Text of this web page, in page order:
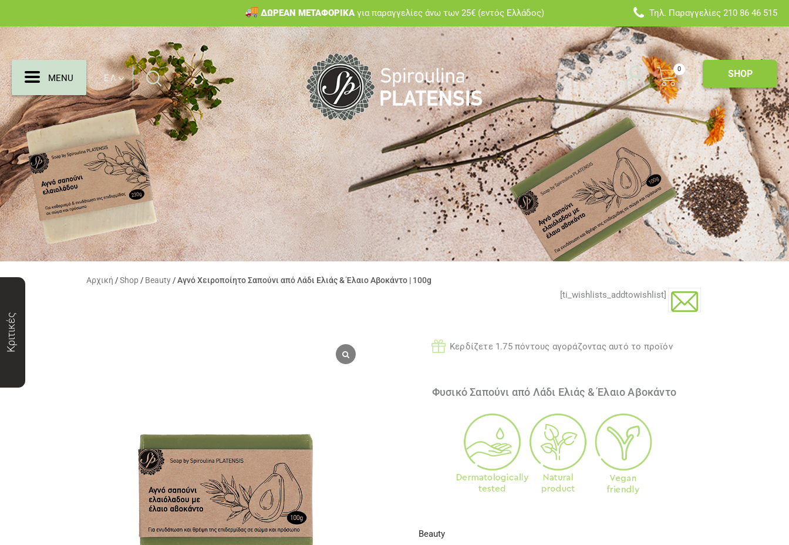
ΔΩΡΕΑΝ ΜΕΤΑΦΟΡΙΚΑ για παραγγελίες άνω των 25€ (εντός Ελλάδος) Τηλ. Παραγγελίες 210 86 46 515
MENU
MENU ΕΛ Search
for:
0 SHOP
Κριτικές
Αρχική /Shop / Beauty / Αγνό Χειροποίητο Σαπούνι από Λάδι Ελιάς & Έλαιο Αβοκάντο | 100g
[ti_wishlists_addtowishlist]
Κερδίζετε 1.75 πόντους αγοράζοντας αυτό το προϊόν
Φυσικό Σαπούνι από Λάδι Ελιάς & Έλαιο Αβοκάντο
Beauty